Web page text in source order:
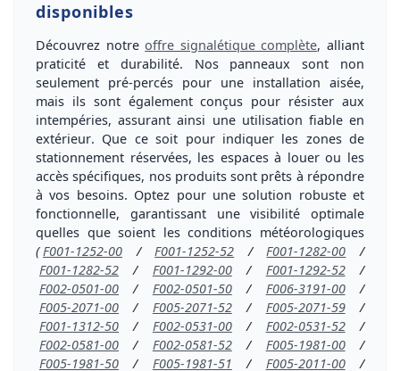
disponibles
Découvrez notreoffre signalétique complète, alliant
praticité et durabilité. Nos panneaux sont non
seulement pré-percés pour une installation aisée,
mais ils sont également conçus pour résister aux
intempéries, assurant ainsi une utilisation fiable en
extérieur. Que ce soit pour indiquer les zones de
stationnement réservées, les espaces à louer ou les
accès spécifiques, nos produits sont prêts à répondre
à vos besoins. Optez pour unesolution robusteet
fonctionnelle, garantissant une visibilité optimale
quelles que soient les conditions météorologiques
( F001-1252-00 / F001-1252-52 / F001-1282-00
/
F001-1282-52
/ F001-1292-00 / F001-1292-52
/
F002-0501-00
/ F002-0501-50 / F006-3191-00
/
F005-2071-00
/ F005-2071-52 / F005-2071-59
/
F001-1312-50
/ F002-0531-00 / F002-0531-52
/
F002-0581-00
/ F002-0581-52 / F005-1981-00
/
F005-1981-50
/ F005-1981-51 / F005-2011-00 /